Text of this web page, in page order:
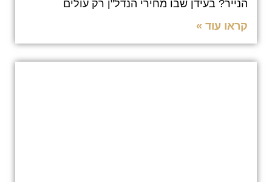
הנייר? בעידן שבו מחירי הנדל"ן רק עולים
קראו עוד »